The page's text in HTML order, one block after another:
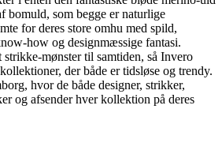
bomuld, som begge er naturlige
for deres store omhu med spild,
how og designmæssige fantasi.
mønster til samtiden, så Invero
der både er tidsløse og trendy.
hvor de både designer, strikker,
og afsender hver kollektion på deres